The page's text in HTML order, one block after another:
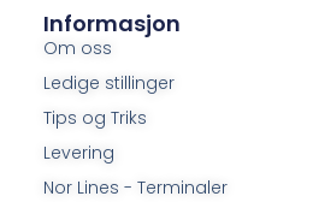
Informasjon
Om oss
Ledige stillinger
Tips og Triks
Levering
Nor Lines - Terminaler